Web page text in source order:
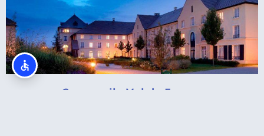
Campanile Val de France